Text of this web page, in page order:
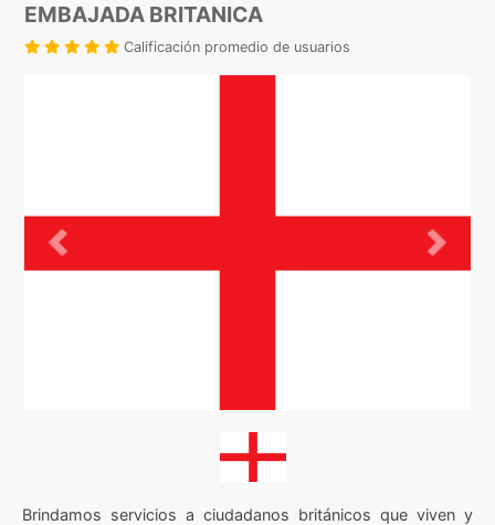
EMBAJADA BRITANICA
Calificación promedio de usuarios
Anterior
Brindamos servicios a ciudadanos británicos que viven y